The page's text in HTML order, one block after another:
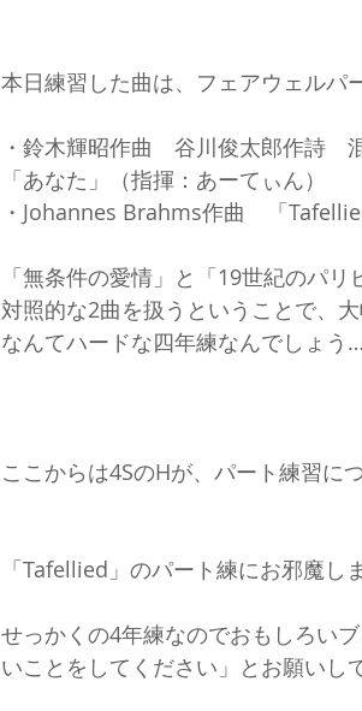
本日練習した曲は、フェアウェルパ
・鈴木輝昭作曲　谷川俊太郎作詩
「あなた」（指揮：あーてぃん）
・Johannes Brahms作曲　「
「無条件の愛情」と「19世紀のパ
対照的な2曲を扱うということで、
なんてハードな四年練なんでしょう…
ここからは4SのHが、パート練習に
「Tafellied」のパート練にお邪魔し
せっかくの4年練なのでおもしろい
いことをしてください」とお願いし